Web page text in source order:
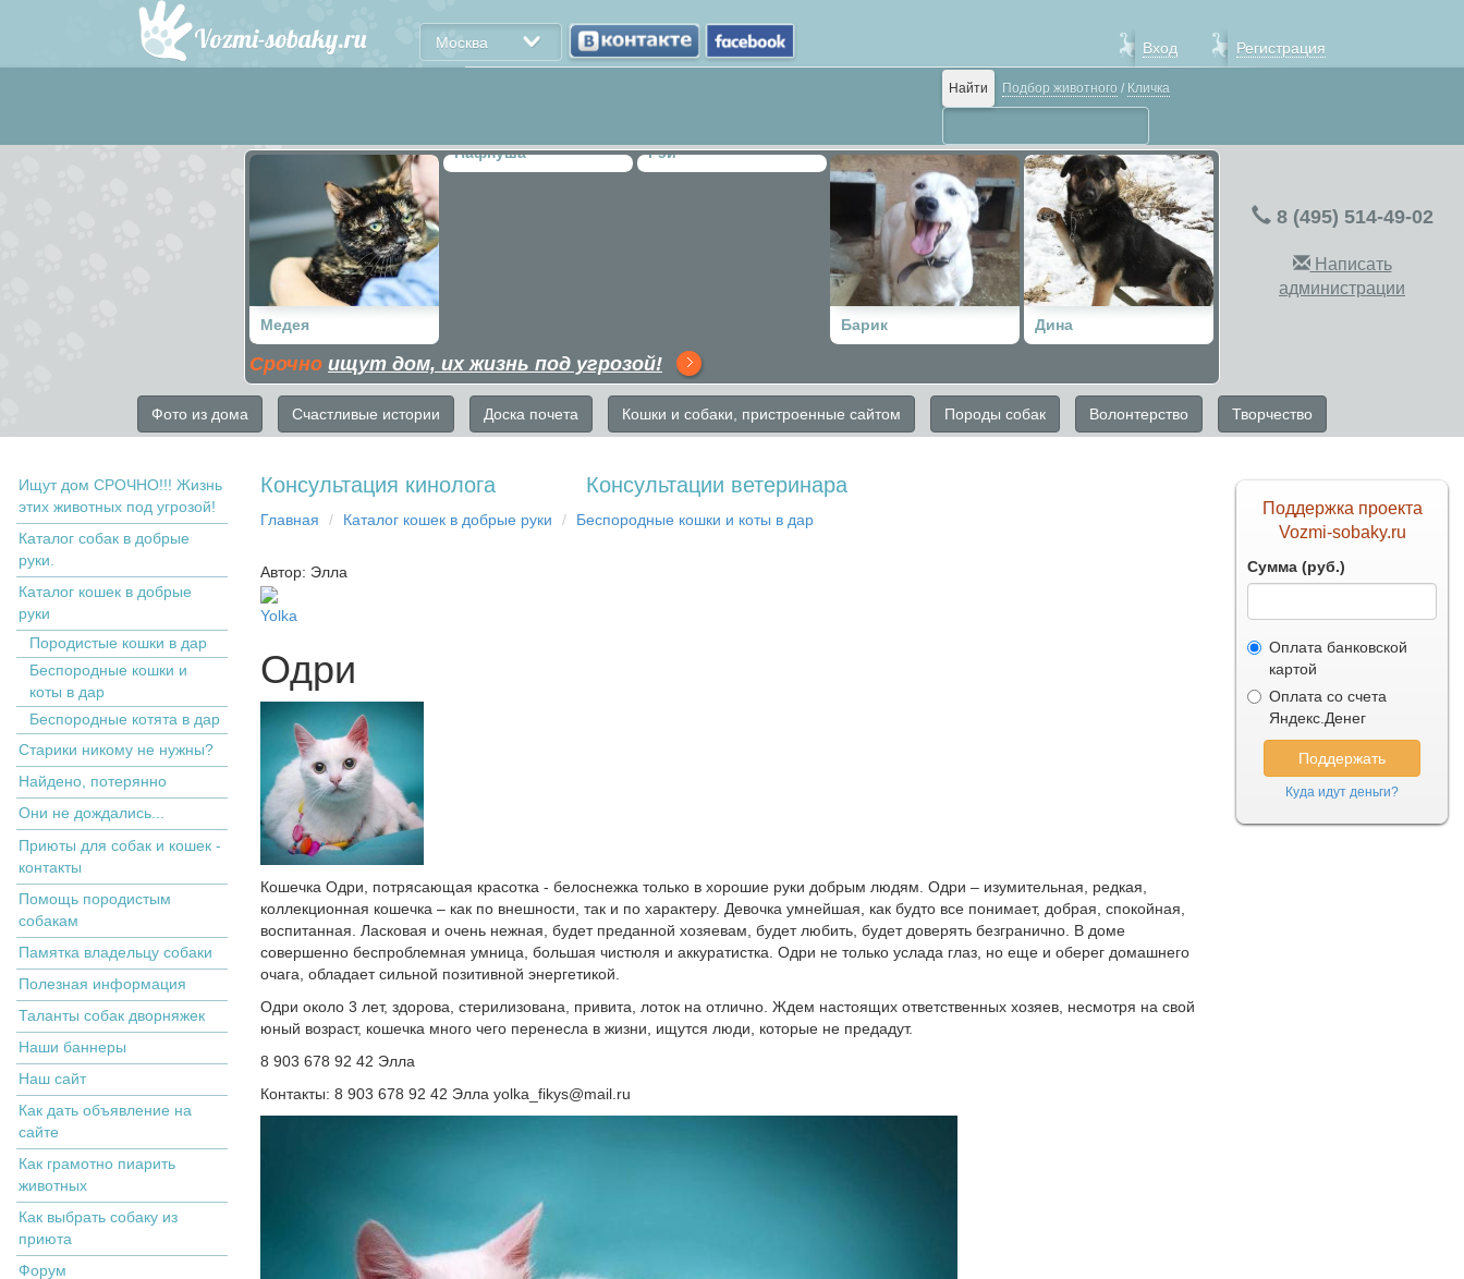
Москва Вход Регистрация
Найти Подбор животного / Кличка
Медея
Пафнуша Рэй
Барик Дина
Срочно ищут дом, их жизнь под угрозой!
8 (495) 514-49-02
Написать
администрации
Фото из дома Счастливые истории Доска почета Кошки и собаки, пристроенные сайтом Породы собак Волонтерство Творчество
Ищут дом СРОЧНО!!! Жизнь
этих животных под угрозой!
Каталог собак в добрые
руки.
Кaтaлoг кoшек в дoбрыe
рyки
Пopoдистыe кoшки в дaр
Бecпopoдныe кoшки и
коты в дap
Беспородные котята в дар
Старики никому не нужны?
Найдено, потерянно
Они не дождались...
Приюты для собак и кошек -
контакты
Помощь породистым
собакам
Памятка владельцу собаки
Полезная информация
Таланты собак дворняжек
Наши баннеры
Наш сайт
Как дать объявление на
сайте
Как грамотно пиарить
животных
Как выбрать собаку из
приюта
Форум
Консультация кинолога Консультации ветеринара
Главная Кaтaлoг кoшек в дoбрыe рyки Бecпopoдныe кoшки и коты в дap
Автор: Элла
Yolka
Одри
Кошечка Одри, потрясающая красотка - белоснежка только в хорошие руки добрым людям. Одри – изумительная, редкая,
коллекционная кошечка – как по внешности, так и по характеру. Девочка умнейшая, как будто все понимает, добрая, спокойная,
воспитанная. Ласковая и очень нежная, будет преданной хозяевам, будет любить, будет доверять безгранично. В доме
совершенно беспроблемная умница, большая чистюля и аккуратистка. Одри не только услада глаз, но еще и оберег домашнего
очага, обладает сильной позитивной энергетикой.
Одри около 3 лет, здорова, стерилизована, привита, лоток на отлично. Ждем настоящих ответственных хозяев, несмотря на свой
юный возраст, кошечка много чего перенесла в жизни, ищутся люди, которые не предадут.
8 903 678 92 42 Элла
Контакты: 8 903 678 92 42 Элла yolka_fikys@mail.ru
Поддержка проекта
Vozmi-sobaky.ru
Сумма (руб.)
Оплата банковской
картой
Оплата со счета
Яндекс.Денег
Куда идут деньги?